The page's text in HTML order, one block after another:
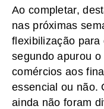
Ao completar,
nas próximas
flexibilização para
segundo apurou
comércios aos
essencial ou não.
ainda não foram